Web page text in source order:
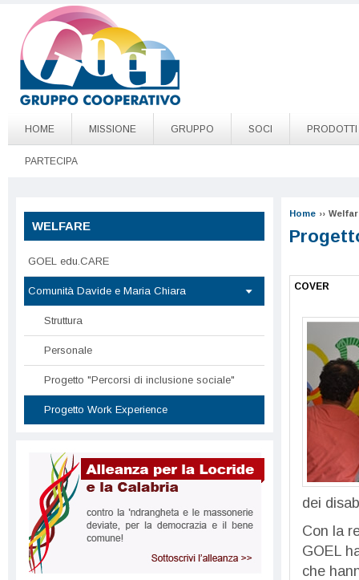
Salta al contenuto principale
Go to page top
HOME MISSIONE GRUPPO SOCI PRODOTTI
PARTECIPA
Home ››
COVER
dei
Con la
GOEL
che
WELFARE
GOEL edu.CARE
Comunità Davide e Maria Chiara
Struttura
Personale
Progetto "Percorsi di inclusione sociale"
Progetto Work Experience